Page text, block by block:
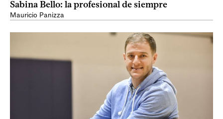
Sabina Bello: la profesional de siempre
Mauricio Panizza